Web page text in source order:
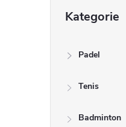
kategorie
Kategorie
Padel
Tenis
Badminton